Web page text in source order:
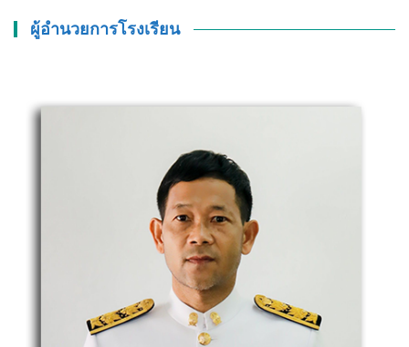
ผู้อำนวยการโรงเรียน